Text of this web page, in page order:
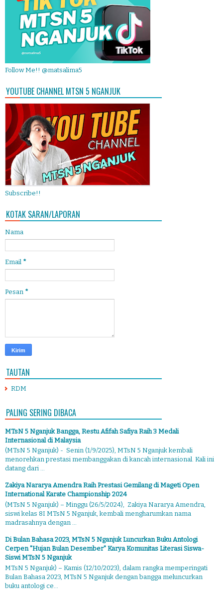
Follow Me!! @matsalima5
YOUTUBE CHANNEL MTSN 5 NGANJUK
Subscribe!!
KOTAK SARAN/LAPORAN
Nama
Email *
Pesan *
TAUTAN
RDM
PALING SERING DIBACA
MTsN 5 Nganjuk Bangga, Restu Afifah Safiya Raih 3 Medali
Internasional di Malaysia
(MTsN 5 Nganjuk) - Senin (1/9/2025), MTsN 5 Nganjuk kembali
menorehkan prestasi membanggakan di kancah internasional. Kali ini
datang dari ...
Zakiya Nararya Amendra Raih Prestasi Gemilang di Mageti Open
International Karate Championship 2024
(MTsN 5 Nganjuk) – Minggu (26/5/2024), Zakiya Nararya Amendra,
siswi kelas 8I MTsN 5 Nganjuk, kembali mengharumkan nama
madrasahnya dengan ...
Di Bulan Bahasa 2023, MTsN 5 Nganjuk Luncurkan Buku Antologi
Cerpen "Hujan Bulan Desember" Karya Komunitas Literasi Siswa-
Siswi MTsN 5 Nganjuk
MTsN 5 Nganjuk) – Kamis (12/10/2023), dalam rangka memperingati
Bulan Bahasa 2023, MTsN 5 Nganjuk dengan bangga meluncurkan
buku antologi ce...